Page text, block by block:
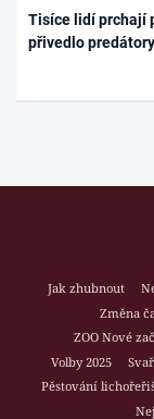
Tisíce lidí prchají
přivedlo
Jak zhubnout
Změna
ZOO Nové
Volby 2025
Pěstování